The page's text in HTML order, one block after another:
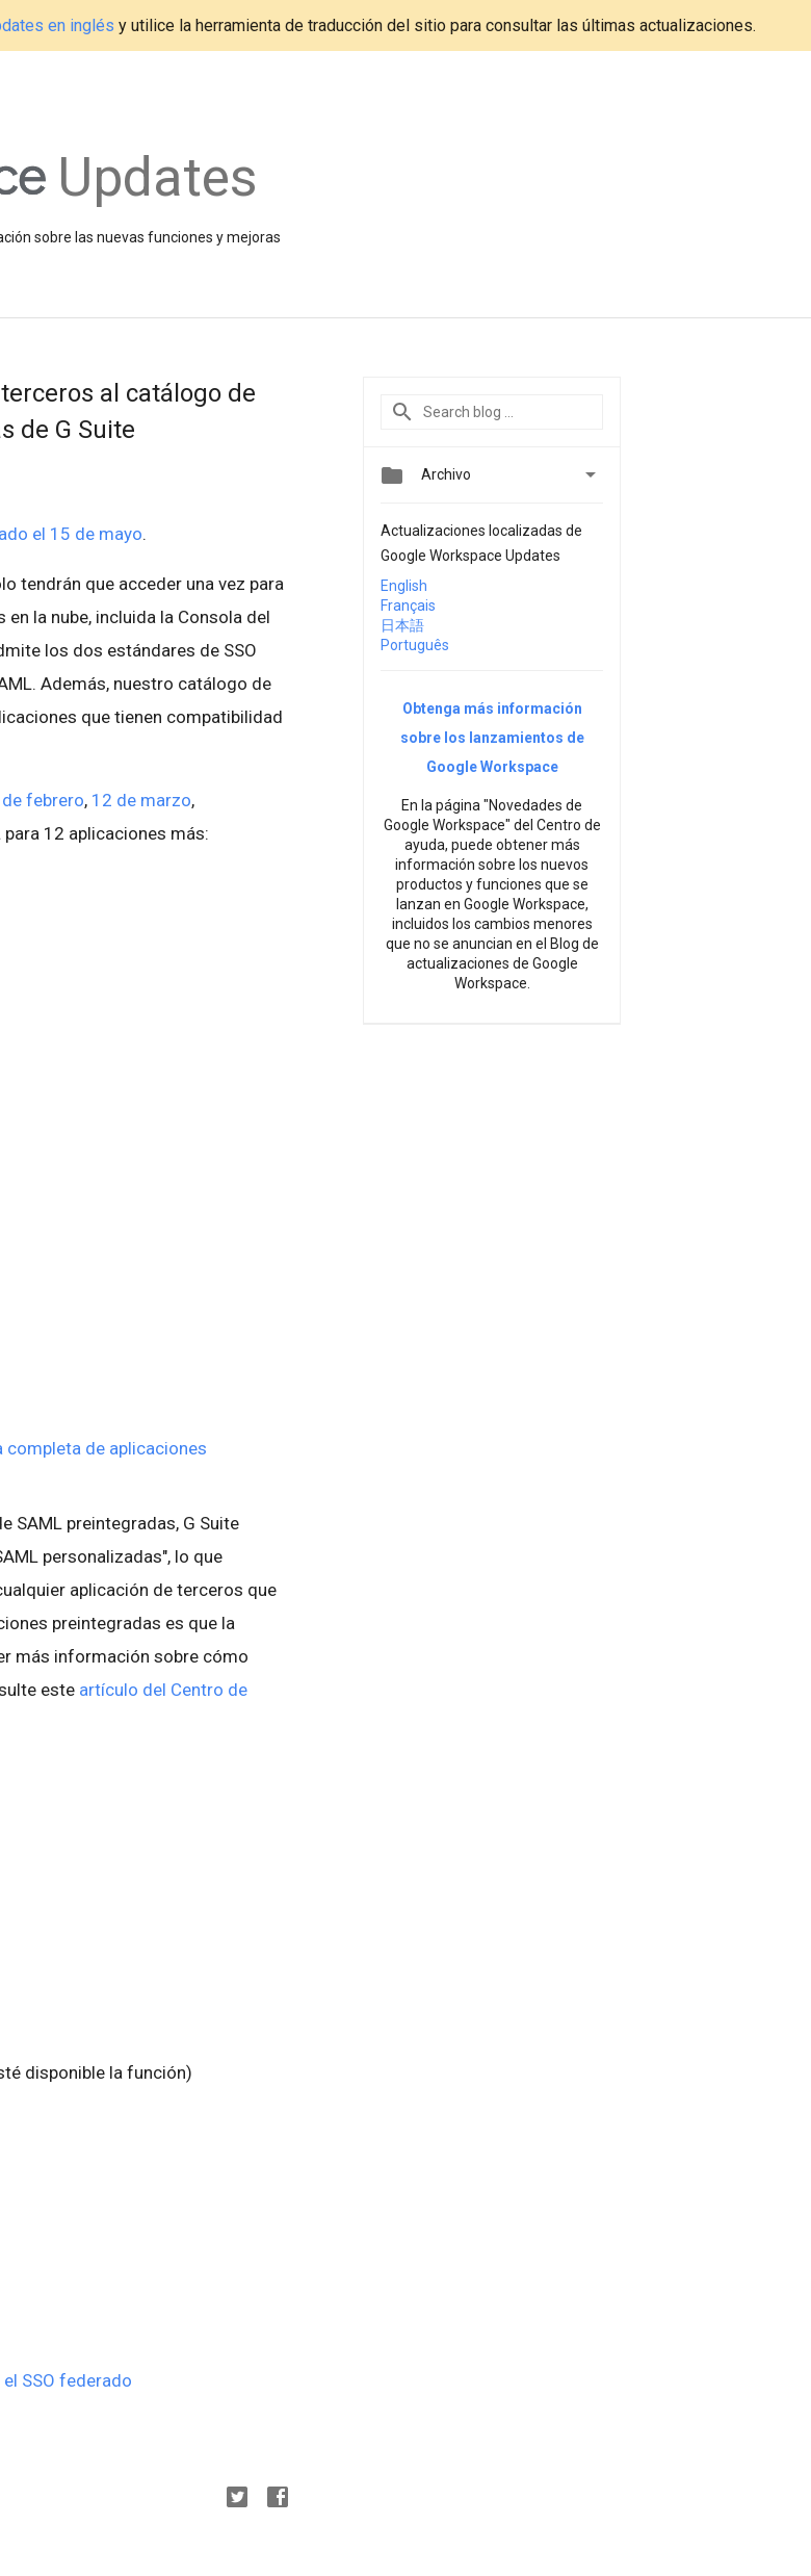
en inglés y utilice la herramienta de traducción del sitio para consultar las últimas actualizaciones.
Updates
sobre las nuevas funciones y mejoras
al catálogo de
de G Suite
el 15 de mayo.
tendrán que acceder una vez para
la nube, incluida la Consola del
los dos estándares de SSO
Además, nuestro catálogo de
que tienen compatibilidad
febrero, 12 de marzo,
12 aplicaciones más:
completa de aplicaciones
SAML preintegradas, G Suite
personalizadas", lo que
aplicación de terceros que
preintegradas es que la
más información sobre cómo
este artículo del Centro de
disponible la función)
SSO federado
 Archivo 
Actualizaciones localizadas de
Google Workspace Updates
English
Français
日本語
Português
Obtenga más información
sobre los lanzamientos de
Google Workspace
En la página "Novedades de
Google Workspace" del Centro de
ayuda, puede obtener más
información sobre los nuevos
productos y funciones que se
lanzan en Google Workspace,
incluidos los cambios menores
que no se anuncian en el Blog de
actualizaciones de Google
Workspace.